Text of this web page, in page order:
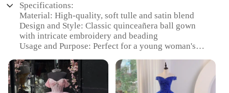
Specifications:
Material: High-quality, soft tulle and satin blend
Design and Style: Classic quinceañera ball gown
with intricate embroidery and beading
Usage and Purpose: Perfect for a young woman's
Performance and Property: Lightweight,
comfortable fit with a full skirt for a graceful
silhouette